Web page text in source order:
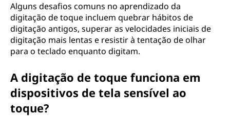
Alguns desafios comuns no aprendizado da
digitação de toque incluem quebrar hábitos de
digitação antigos, superar as velocidades iniciais de
digitação mais lentas e resistir à tentação de olhar
para o teclado enquanto digitam.
A digitação de toque funciona em
dispositivos de tela sensível ao
toque?